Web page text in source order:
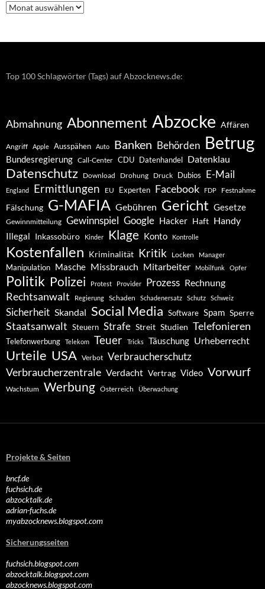
Nachrichten
–
Top 100 Schlagwörter (Tags) auf Abzocknews.de:
Abmahnung Abonnement Abzocke Affären
Angriff Apple Ausspähen Auto Banken Behörden Betrug
Bundesregierung Call-Center CDU Datenhandel Datenklau
Datenschutz Download Drohung Druck Dubios E-Mail
England Ermittlungen EU Experten Facebook FDP Festnahme
Fälschung G-MAFIA Gebühren Gericht Gesetze
Gewinnmitteilung Gewinnspiel Google Hacker Haft Handy
Illegal Inkassobüro Kinder Klage Konto Kontrolle
Kostenfallen Kriminalität Kritik Locken Manager
Manipulation Masche Missbrauch Mitarbeiter Mobilfunk Opfer
Politik Polizei Protest Provider Prozess Rechnung
Rechtsanwalt Regierung Schaden Schadenersatz Schutz Schweiz
Sicherheit Skandal Social Media Software Spam Sperre
Staatsanwalt Steuern Strafe Streit Studien Telefonieren
Telefonwerbung Telekom Teuer Tricks Täuschung Urheberrecht
Urteile USA Verbot Verbraucherschutz
Verbraucherzentrale Verdacht Vertrag Video Vorwurf
Wachstum Werbung Österreich Überwachung
Projekte & Seiten
bncf.de
fuchsich.de
abzocktalk.de
adrian-fuchs.de
myabzocknews.blogspot.com
Sicherungsseiten
fuchsich.blogspot.com
abzocktalk.blogspot.com
abzocknews.blogspot.com